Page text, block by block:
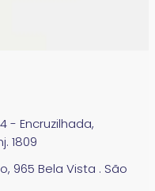
- Encruzilhada,
1809
965 Bela Vista . São